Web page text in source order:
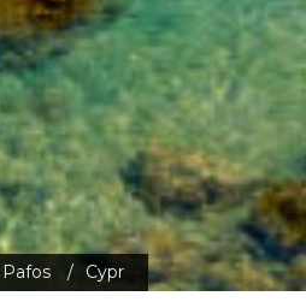
Pafos / Cypr